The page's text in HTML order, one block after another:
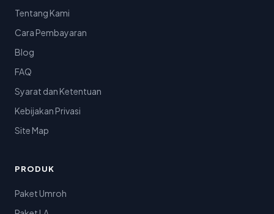
Tentang Kami
Cara Pembayaran
Blog
FAQ
Syarat dan Ketentuan
Kebijakan Privasi
Site Map
PRODUK
Paket Umroh